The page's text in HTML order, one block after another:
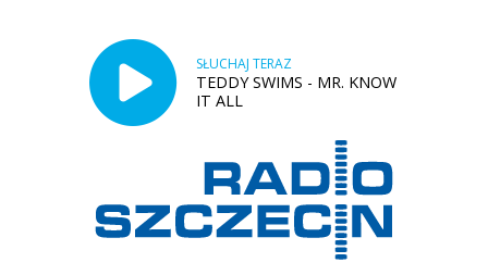
SŁUCHAJ TERAZ
TEDDY SWIMS - MR. KNOW
IT ALL